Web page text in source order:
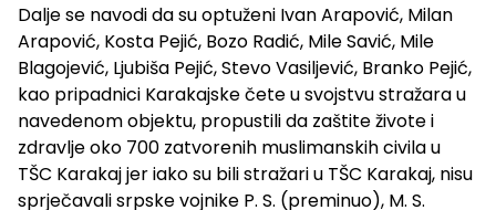
Dalje se navodi da su optuženi Ivan Arapović, Milan
Arapović, Kosta Pejić, Bozo Radić, Mile Savić, Mile
Blagojević, Ljubiša Pejić, Stevo Vasiljević, Branko Pejić,
kao pripadnici Karakajske čete u svojstvu stražara u
navedenom objektu, propustili da zaštite živote i
zdravlje oko 700 zatvorenih muslimanskih civila u
TŠC Karakaj jer iako su bili stražari u TŠC Karakaj, nisu
sprječavali srpske vojnike P. S. (preminuo), M. S.